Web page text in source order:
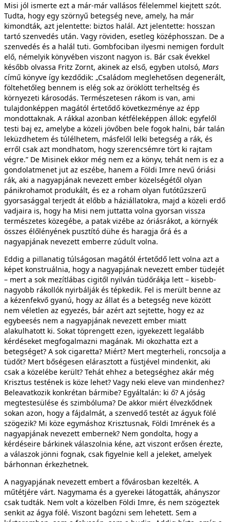
Misi jól ismerte ezt a már-már vallásos félelemmel kiejtett szót.
Tudta, hogy egy szörnyű betegség neve, amely, ha már
kimondták, azt jelentette: biztos halál. Azt jelentette: hosszan
tartó szenvedés után. Vagy röviden, esetleg középhosszan. De a
szenvedés és a halál tuti. Gombfociban ilyesmi nemigen fordult
elő, némelyik könyvében viszont nagyon is. Bár csak évekkel
később olvassa Fritz Zornt, akinek az első, egyben utolsó, Mars
című könyve így kezdődik: „Családom meglehetősen degenerált,
föltehetőleg bennem is elég sok az öröklött terheltség és
környezeti károsodás. Természetesen rákom is van, ami
tulajdonképpen magától értetődő következménye az épp
mondottaknak. A rákkal azonban kétféleképpen állok: egyfelől
testi baj ez, amelybe a közeli jövőben bele fogok halni, bár talán
leküzdhetem és túlélhetem, másfelől lelki betegség a rák, és
erről csak azt mondhatom, hogy szerencsémre tört ki rajtam
végre.” De Misinek ekkor még nem ez a könyv, tehát nem is ez a
gondolatmenet jut az eszébe, hanem a Földi Imre nevű óriási
rák, aki a nagyapjának nevezett ember közelségétől olyan
pánikrohamot produkált, és ez a roham olyan futótűzszerű
gyorsasággal terjedt át előbb a háziállatokra, majd a közeli erdő
vadjaira is, hogy ha Misi nem juttatta volna gyorsan vissza
természetes közegébe, a patak vizébe az óriásrákot, a környék
összes élőlényének pusztító dühe és haragja őrá és a
nagyapjának nevezett emberre zúdult volna.
Eddig a pillanatig túlságosan magától értetődő lett volna azt a
képet konstruálnia, hogy a nagyapjának nevezett ember tüdejét
– mert a sok mezítlábas cigitől nyilván tüdőrákja lett – kisebb-
nagyobb rákollók nyirbálják és tépkedik. Fel is merült benne az
a kézenfekvő gyanú, hogy az állat és a betegség neve között
nem véletlen az egyezés, bár azért azt sejtette, hogy ez az
egybeesés nem a nagyapjának nevezett ember miatt
alakulhatott ki. Sokat töprengett ezen, igyekezett legalább
kérdéseket megfogalmazni magának. Mi okozhatta ezt a
betegséget? A sok cigaretta? Miért? Mert megterheli, roncsolja a
tüdőt? Mert bőségesen elárasztott a füstjével mindenkit, aki
csak a közelébe került? Tehát ehhez a betegséghez akár még
Krisztus testének is köze lehet? Vagy neki eleve van mindenhez?
Beleavatkozik konkrétan bármibe? Egyáltalán: ki ő? A jóság
megtestesülése és szimbóluma? De akkor miért élvezkődnek
sokan azon, hogy a fájdalmát, a szenvedő testét az ágyuk fölé
szögezik? Mi köze egymáshoz Krisztusnak, Földi Imrének és a
nagyapjának nevezett embernek? Nem gondolta, hogy a
kérdéseire bárkinek válaszolnia kéne, azt viszont erősen érezte,
a válaszok jönni fognak, csak figyelnie kell a jeleket, amelyek
bárhonnan érkezhetnek.
A nagyapjának nevezett embert a fővárosban kezelték. A
műtétjére várt. Nagymama és a gyerekei látogatták, ahányszor
csak tudták. Nem volt a közelben Földi Imre, és nem szögeztek
senkit az ágya fölé. Viszont bagózni sem lehetett. Sem a